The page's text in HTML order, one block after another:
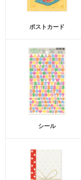
ポストカード
シール